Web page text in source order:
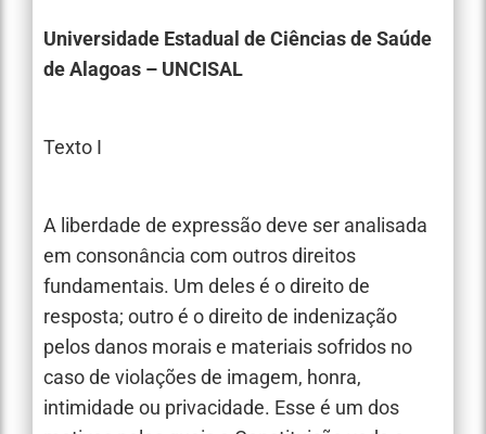
Universidade Estadual de Ciências de Saúde
de Alagoas – UNCISAL
Texto I
A liberdade de expressão deve ser analisada
em consonância com outros direitos
fundamentais. Um deles é o direito de
resposta; outro é o direito de indenização
pelos danos morais e materiais sofridos no
caso de violações de imagem, honra,
intimidade ou privacidade. Esse é um dos